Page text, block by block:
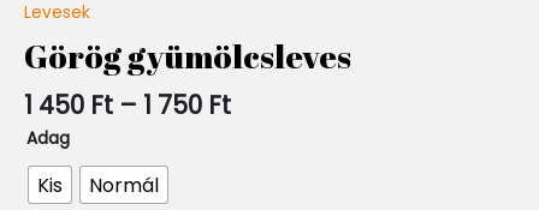
Levesek
Görög gyümölcsleves
1 450 Ft – 1 750 Ft
1
450 Ft
-
1
Adag
Kis Normál